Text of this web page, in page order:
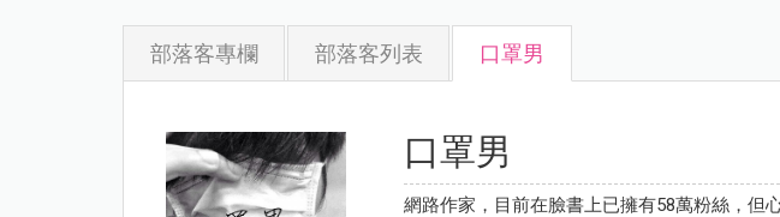
部落客專欄 部落客列表 口罩男
口罩男
網路作家，目前在臉書上已擁有58萬粉絲，但